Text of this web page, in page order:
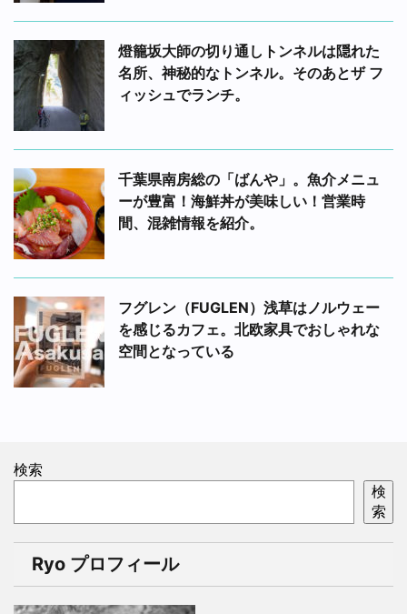
燈籠坂大師の切り通しトンネルは隠れた
名所、神秘的なトンネル。そのあとザ フ
ィッシュでランチ。
千葉県南房総の「ばんや」。魚介メニュ
ーが豊富！海鮮丼が美味しい！営業時
間、混雑情報を紹介。
フグレン（FUGLEN）浅草はノルウェー
を感じるカフェ。北欧家具でおしゃれな
空間となっている
検索
検
索
Ryo プロフィール